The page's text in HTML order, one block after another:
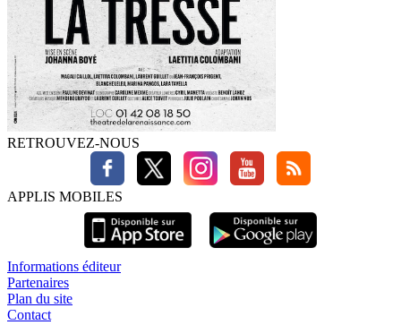
RETROUVEZ-NOUS
APPLIS MOBILES
Informations éditeur
Partenaires
Plan du site
Contact